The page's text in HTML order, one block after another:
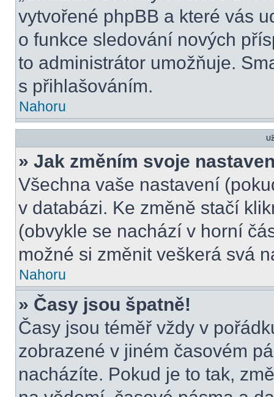
vytvořené phpBB a které vás
o funkce sledování nových
to administrátor umožňuje.
s přihlašováním.
Nahoru
» Jak změním svoje
Všechna vaše nastavení
v databázi. Ke změně stačí
(obvykle se nachází v horní
možné si změnit veškerá svá
Nahoru
» Časy jsou špatně!
Časy jsou téměř vždy v
zobrazené v jiném časovém
nacházíte. Pokud je to tak,